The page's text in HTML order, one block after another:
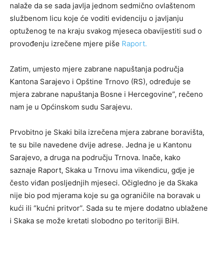
nalaže da se sada javlja jednom sedmično ovlaštenom
službenom licu koje će voditi evidenciju o javljanju
optuženog te na kraju svakog mjeseca obavijestiti sud o
provođenju izrečene mjere piše Raport.
Zatim, umjesto mjere zabrane napuštanja područja
Kantona Sarajevo i Opštine Trnovo (RS), određuje se
mjera zabrane napuštanja Bosne i Hercegovine”, rečeno
nam je u Općinskom sudu Sarajevu.
Prvobitno je Skaki bila izrečena mjera zabrane boravišta,
te su bile navedene dvije adrese. Jedna je u Kantonu
Sarajevo, a druga na području Trnova. Inače, kako
saznaje Raport, Skaka u Trnovu ima vikendicu, gdje je
često viđan posljednjih mjeseci. Očigledno je da Skaka
nije bio pod mjerama koje su ga ograničile na boravak u
kući ili “kućni pritvor”. Sada su te mjere dodatno ublažene
i Skaka se može kretati slobodno po teritoriji BiH.